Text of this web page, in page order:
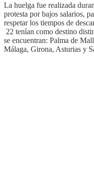
La huelga fue realizada
protesta por bajos salarios,
respetar los tiempos de
22 tenían como destino
se encuentran: Palma de
Málaga, Girona, Asturias y